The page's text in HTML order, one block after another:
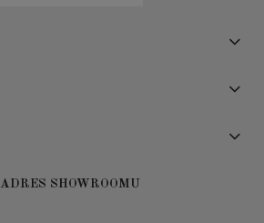
ADRES SHOWROOMU